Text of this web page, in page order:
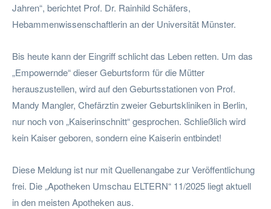
Jahren“, berichtet Prof. Dr. Rainhild Schäfers,
Hebammenwissenschaftlerin an der Universität Münster.
Bis heute kann der Eingriff schlicht das Leben retten. Um das
„Empowernde“ dieser Geburtsform für die Mütter
herauszustellen, wird auf den Geburtsstationen von Prof.
Mandy Mangler, Chefärztin zweier Geburtskliniken in Berlin,
nur noch von „Kaiserinschnitt“ gesprochen. Schließlich wird
kein Kaiser geboren, sondern eine Kaiserin entbindet!
Diese Meldung ist nur mit Quellenangabe zur Veröffentlichung
frei. Die „Apotheken Umschau ELTERN“ 11/2025 liegt aktuell
in den meisten Apotheken aus.